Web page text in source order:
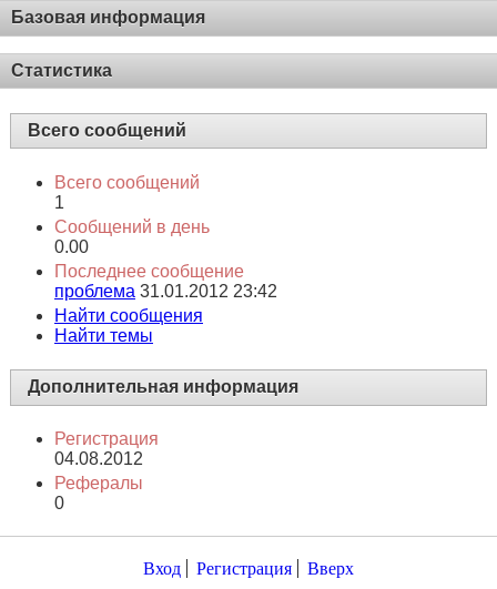
Базовая информация
Статистика
Всего сообщений
Всего сообщений
1
Сообщений в день
0.00
Последнее сообщение
проблема 31.01.2012 23:42
Найти сообщения
Найти темы
Дополнительная информация
Регистрация
04.08.2012
Рефералы
0
Вход Регистрация Вверх